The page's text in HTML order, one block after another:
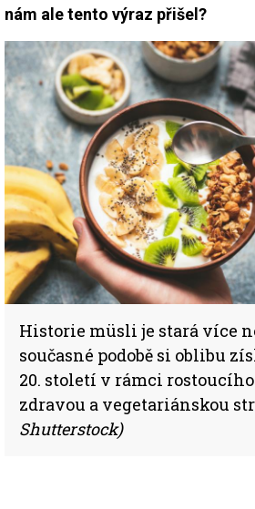
nám ale tento výraz přišel?
Historie müsli je stará více
současné podobě si oblibu
20. století v rámci
zdravou a vegetariánskou
Shutterstock)